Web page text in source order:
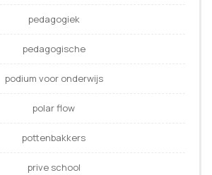
pedagogiek
pedagogische
podium voor onderwijs
polar flow
pottenbakkers
prive school